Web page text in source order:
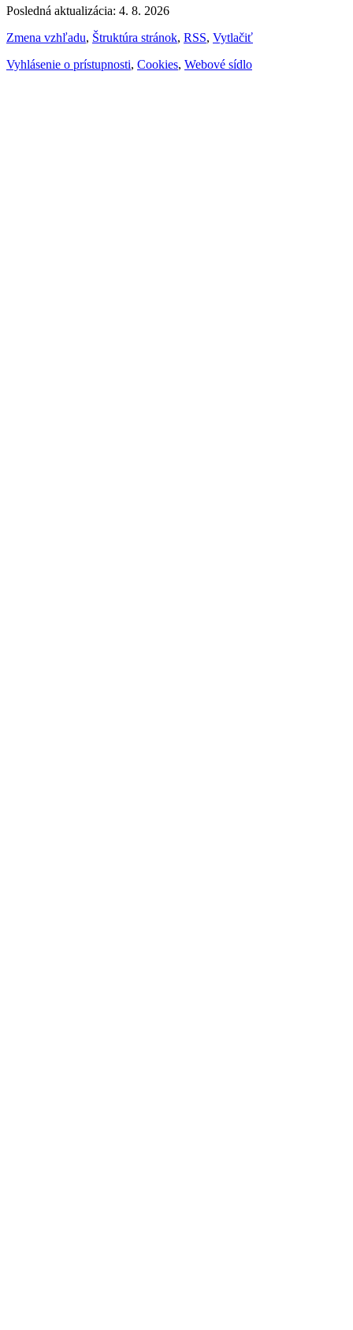
Posledná aktualizácia: 4. 8. 2026
Zmena vzhľadu, Štruktúra stránok, RSS, Vytlačiť
Vyhlásenie o prístupnosti, Cookies, Webové sídlo